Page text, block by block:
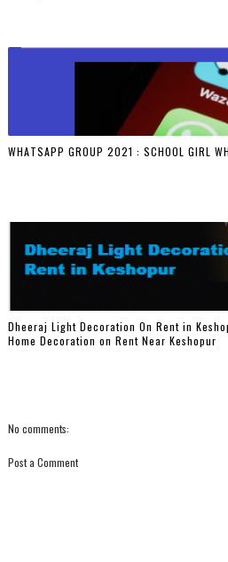
WHATSAPP GROUP 2021 : SCHOOL GIRL
Dheeraj Light Decoration On Rent in
Home Decoration on Rent Near Keshopur
No comments:
Post a Comment